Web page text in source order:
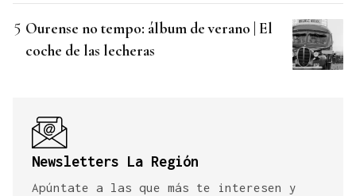
Ourense no tempo: álbum de verano | El
coche de las lecheras
Newsletters La Región
Apúntate a las que más te interesen y